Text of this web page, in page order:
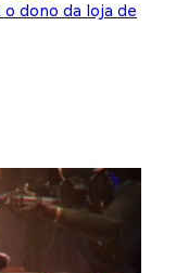
dono da loja de